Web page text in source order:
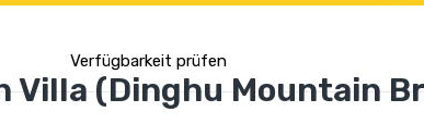
Verfügbarkeit prüfen
Villa (Dinghu Mountain